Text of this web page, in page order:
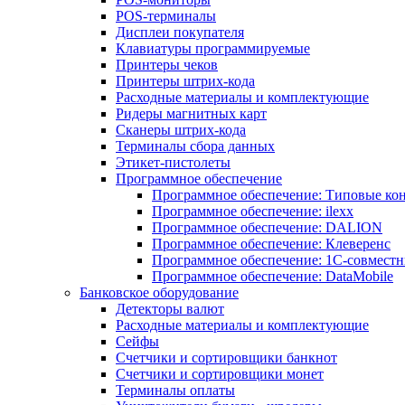
POS-терминалы
Дисплеи покупателя
Клавиатуры программируемые
Принтеры чеков
Принтеры штрих-кода
Расходные материалы и комплектующие
Ридеры магнитных карт
Сканеры штрих-кода
Терминалы сбора данных
Этикет-пистолеты
Программное обеспечение
Программное обеспечение: Типовые
Программное обеспечение: ilexx
Программное обеспечение: DALION
Программное обеспечение: Клеверенс
Программное обеспечение: 1С-
Программное обеспечение: DataMobile
Банковское оборудование
Детекторы валют
Расходные материалы и комплектующие
Сейфы
Счетчики и сортировщики банкнот
Счетчики и сортировщики монет
Терминалы оплаты